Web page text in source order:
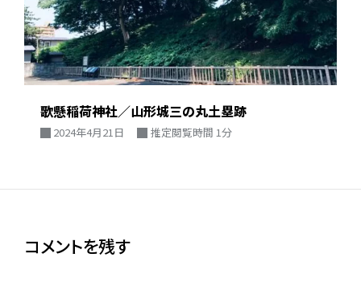
歌懸稲荷神社／山形城三の丸土塁跡
2024年4月21日 推定閲覧時間 1分
コメントを残す